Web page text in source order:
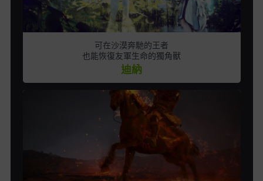
可在沙漠奔馳的王者
也能恢復友軍生命的獨角獸
迪納